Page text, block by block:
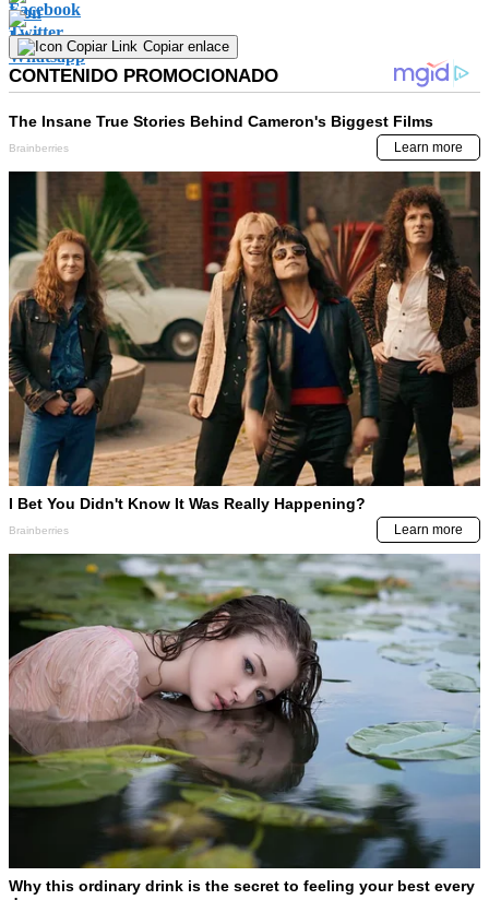
Copiar enlace